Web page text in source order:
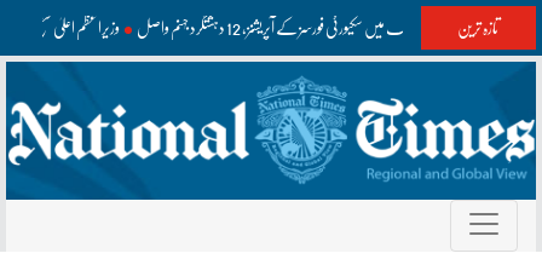
تازہ ترینواشک اور مستونگ میں سکیورٹی فورسز کے آپریشنز، 12 دہشتگرد جہنم واصل وزیراعظم اعلیٰ سطح